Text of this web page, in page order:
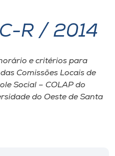
R / 2014
e critérios para
Comissões Locais de
Social – COLAP do
do Oeste de Santa